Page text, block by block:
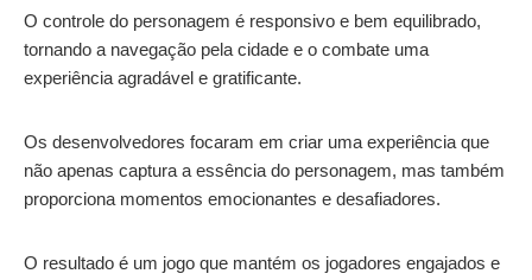
O controle do personagem é responsivo e bem equilibrado,
tornando a navegação pela cidade e o combate uma
experiência agradável e gratificante.
Os desenvolvedores focaram em criar uma experiência que
não apenas captura a essência do personagem, mas também
proporciona momentos emocionantes e desafiadores.
O resultado é um jogo que mantém os jogadores engajados e